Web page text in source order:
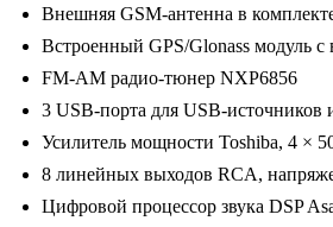
4-
64Gb,
10.4"
Внешняя GSM-антенна в
Встроенный GPS/Glonass модуль
FM-AM радио-тюнер NXP6856
3 USB-порта для USB-источников
Усилитель мощности Toshiba, 4 ×
8 линейных выходов RCA,
Цифровой процессор звука DSP